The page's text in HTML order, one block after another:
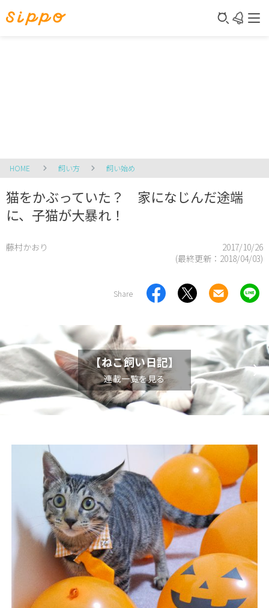
HOME 飼い方 飼い始め
猫をかぶっていた？ 家になじんだ途端
に、子猫が大暴れ！
藤村かおり
2017/10/26
(最終更新： 2018/04/03)
Share
【ねこ飼い日記】
連載一覧を見る